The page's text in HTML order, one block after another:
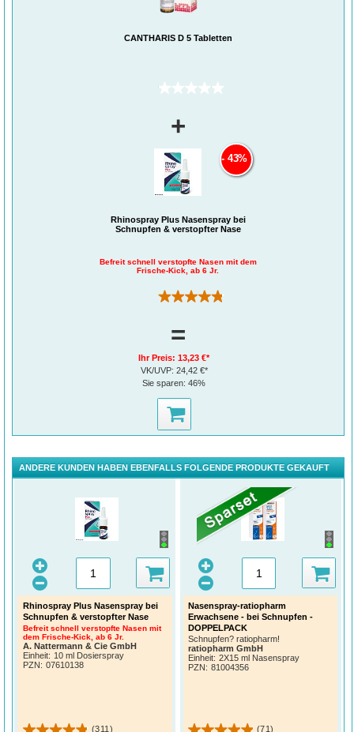
CANTHARIS D 5 Tabletten
(0)
+
Rhinospray Plus Nasenspray bei
Schnupfen & verstopfter Nase
Befreit schnell verstopfte Nasen mit dem
Frische-Kick, ab 6 Jr.
(311)
43%
=
Ihr Preis:13,23 €*
VK/UVP: 24,42 €*
Sie sparen:46%
ANDERE KUNDEN HABEN EBENFALLS FOLGENDE PRODUKTE GEKAUFT
Rhinospray Plus Nasenspray bei
Schnupfen & verstopfter Nase
Befreit schnell verstopfte Nasen mit
dem Frische-Kick, ab 6 Jr.
A. Nattermann & Cie GmbH
Einheit: 10 ml Dosierspray
PZN: 07610138
(311)
Nasenspray-ratiopharm
Erwachsene - bei Schnupfen -
DOPPELPACK
Schnupfen? ratiopharm!
ratiopharm GmbH
Einheit: 2X15 ml Nasenspray
PZN: 81004356
(71)